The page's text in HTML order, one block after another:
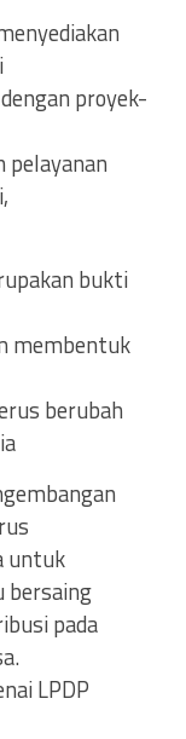
proyek-
pelayanan
bukti
membentuk
berubah
untuk
bersaing
pada
LPDP